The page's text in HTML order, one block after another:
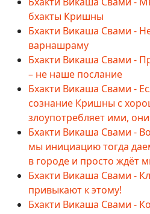
бхакты Кришны
Бхакти Викаша Свами -
варнашраму
Бхакти Викаша Свами -
– не наше послание
Бхакти Викаша Свами -
сознание Кришны с
злоупотребляет ими, они
Бхакти Викаша Свами -
мы инициацию тогда
в городе и просто ждёт
Бхакти Викаша Свами -
привыкают к этому!
Бхакти Викаша Свами -